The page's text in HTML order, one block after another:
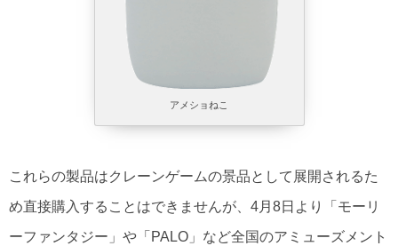
アメショねこ
これらの製品はクレーンゲームの景品として展開されるた
め直接購入することはできませんが、4月8日より「モーリ
ーファンタジー」や「PALO」など全国のアミューズメント